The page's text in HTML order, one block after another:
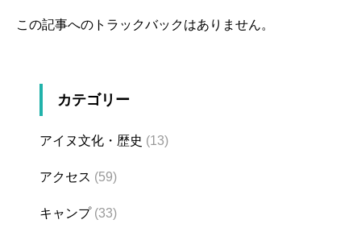
この記事へのトラックバックはありません。
カテゴリー
アイヌ文化・歴史 (13)
アクセス (59)
キャンプ(33)